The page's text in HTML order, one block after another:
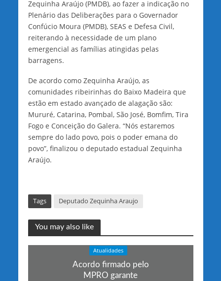
Zequinha Araújo (PMDB), ao fazer a indicação no
Plenário das Deliberações para o Governador
Confúcio Moura (PMDB), SEAS e Defesa Civil,
reiterando à necessidade de um plano
emergencial as famílias atingidas pelas
barragens.
De acordo como Zequinha Araújo, as
comunidades ribeirinhas do Baixo Madeira que
estão em estado avançado de alagação são:
Mururé, Catarina, Pombal, São José, Bomfim, Tira
Fogo e Conceição do Galera. “Nós estaremos
sempre do lado povo, pois o poder emana do
povo”, finalizou o deputado estadual Zequinha
Araújo.
Tags Deputado Zequinha Araujo
You may also like
Atualidades
Acordo firmado pelo
MPRO garante